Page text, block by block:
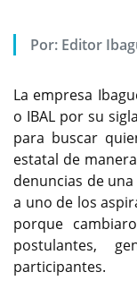
Por: Editor
La empresa
o IBAL por su
para buscar
estatal de
denuncias de
a uno de los
porque
postulantes,
participantes.